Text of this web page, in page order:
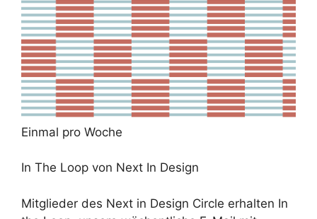
Einmal pro Woche
In The Loop von Next In Design
Mitglieder des Next in Design Circle erhalten In